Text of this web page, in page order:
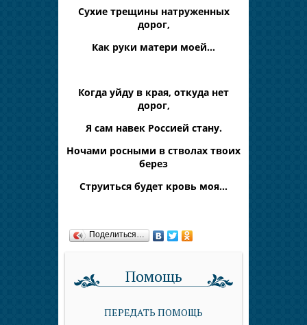
Сухие трещины натруженных
дорог,
Как руки матери моей…
Когда уйду в края, откуда нет
дорог,
Я сам навек Россией стану.
Ночами росными в стволах твоих
берез
Струиться будет кровь моя…
Поделиться…
Помощь
ПЕРЕДАТЬ ПОМОЩЬ